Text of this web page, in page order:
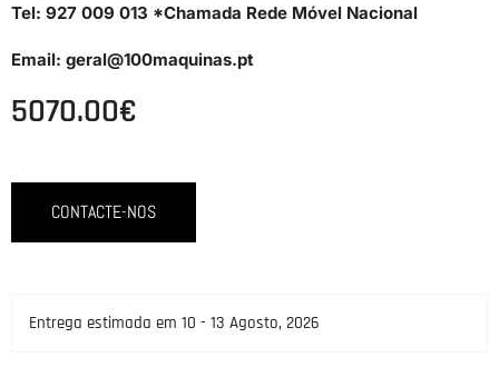
Tel: 927 009 013 *Chamada Rede Móvel Nacional
Email: geral@100maquinas.pt
5070.00€
CONTACTE-NOS
Entrega estimada em 10 - 13 Agosto, 2026